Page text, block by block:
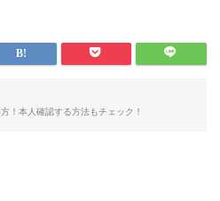
！本人確認する方法もチェック！